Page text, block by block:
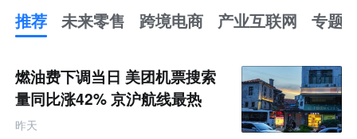
推荐 未来零售 跨境电商 产业互联网 专题
未
来
零
售
跨
境
燃油费下调当日 美团机票搜索
量同比涨42% 京沪航线最热
昨天